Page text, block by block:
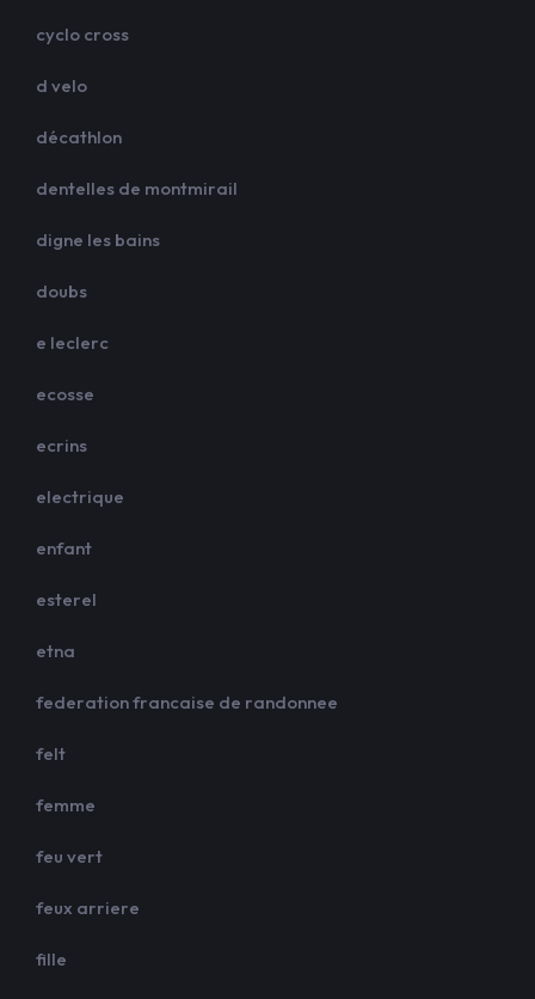
cyclo cross
d velo
décathlon
dentelles de montmirail
digne les bains
doubs
e leclerc
ecosse
ecrins
electrique
enfant
esterel
etna
federation francaise de randonnee
felt
femme
feu vert
feux arriere
fille